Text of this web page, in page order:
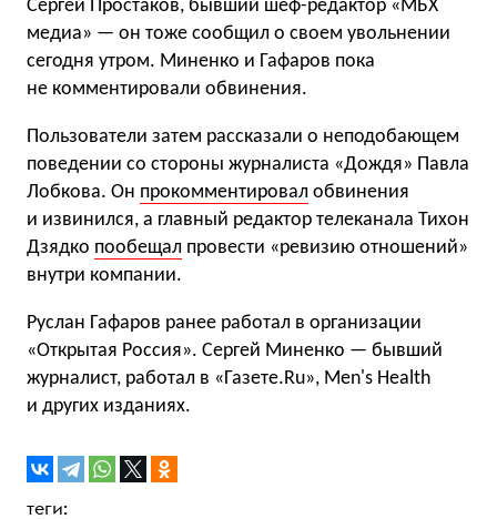
Сергей Простаков, бывший шеф-редактор «МБХ
медиа» — он тоже сообщил о своем увольнении
сегодня утром. Миненко и Гафаров пока
не комментировали обвинения.
Пользователи затем рассказали о неподобающем
поведении со стороны журналиста «Дождя» Павла
Лобкова. Он прокомментировал обвинения
и извинился, а главный редактор телеканала Тихон
Дзядко пообещал провести «ревизию отношений»
внутри компании.
Руслан Гафаров ранее работал в организации
«Открытая Россия». Сергей Миненко — бывший
журналист, работал в «Газете.Ru», Men's Health
и других изданиях.